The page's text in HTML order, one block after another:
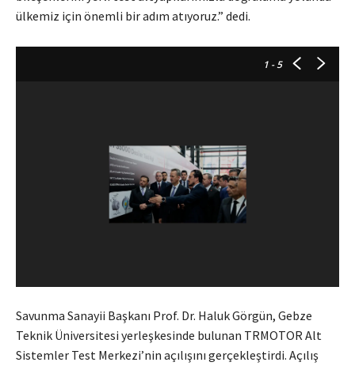
ülkemiz için önemli bir adım atıyoruz.” dedi.
1 - 5
Savunma Sanayii Başkanı Prof. Dr. Haluk Görgün, Gebze
Teknik Üniversitesi yerleşkesinde bulunan TRMOTOR Alt
Sistemler Test Merkezi’nin açılışını gerçekleştirdi. Açılış